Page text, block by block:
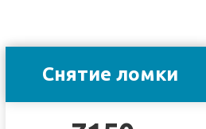
Снятие ломки